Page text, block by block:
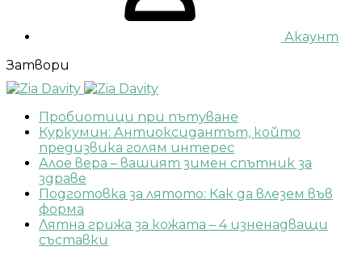
Акаунт
Затвори
Пробиотици при пътуване
Куркумин: Антиоксидантът, който
предизвика голям интерес
Алое вера – вашият зимен спътник за
здраве
Подготовка за лятото: Как да влезем във
форма
Лятна грижа за кожата – 4 изненадващи
съставки